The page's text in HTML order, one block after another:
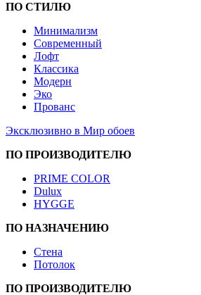
ПО СТИЛЮ
Минимализм
Современный
Лофт
Классика
Модерн
Эко
Прованс
Эксклюзивно в Мир обоев
ПО ПРОИЗВОДИТЕЛЮ
PRIME COLOR
Dulux
HYGGE
ПО НАЗНАЧЕНИЮ
Стена
Потолок
ПО ПРОИЗВОДИТЕЛЮ